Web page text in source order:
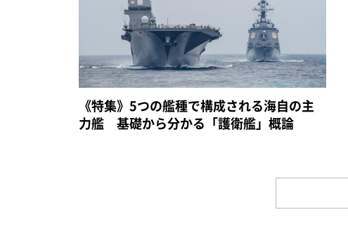
《特集》5つの艦種で構成される海自の主
力艦 基礎から分かる「護衛艦」概論